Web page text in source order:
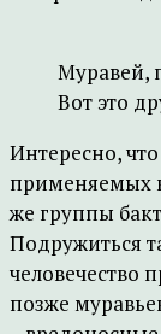
Муравей,
Вот это
Интересно,
применяемых
же группы
Подружиться
человечество
позже